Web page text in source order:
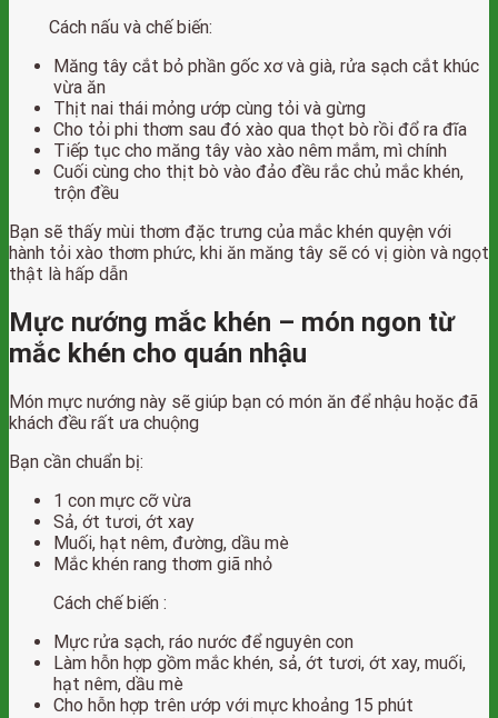
Cách nấu và chế biến:
Măng tây cắt bỏ phần gốc xơ và già, rửa sạch cắt khúc
vừa ăn
Thịt nai thái mỏng ướp cùng tỏi và gừng
Cho tỏi phi thơm sau đó xào qua thọt bò rồi đổ ra đĩa
Tiếp tục cho măng tây vào xào nêm mắm, mì chính
Cuối cùng cho thịt bò vào đảo đều rắc chủ mắc khén,
trộn đều
Bạn sẽ thấy mùi thơm đặc trưng của mắc khén quyện với
hành tỏi xào thơm phức, khi ăn măng tây sẽ có vị giòn và ngọt
thật là hấp dẫn
Mực nướng mắc khén – món ngon từ
mắc khén cho quán nhậu
Món mực nướng này sẽ giúp bạn có món ăn để nhậu hoặc đã
khách đều rất ưa chuộng
Bạn cần chuẩn bị:
1 con mực cỡ vừa
Sả, ớt tươi, ớt xay
Muối, hạt nêm, đường, dầu mè
Mắc khén rang thơm giã nhỏ
Cách chế biến :
Mực rửa sạch, ráo nước để nguyên con
Làm hỗn hợp gồm mắc khén, sả, ớt tươi, ớt xay, muối,
hạt nêm, dầu mè
Cho hỗn hợp trên ướp với mực khoảng 15 phút